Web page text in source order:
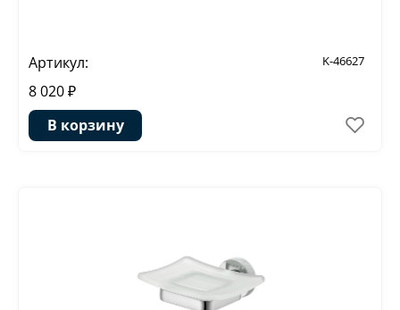
Артикул: K-46627
8 020 ₽
В корзину